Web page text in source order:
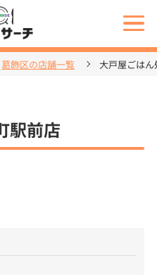
葛飾区の店舗一覧 大戸屋ごは
駅前店